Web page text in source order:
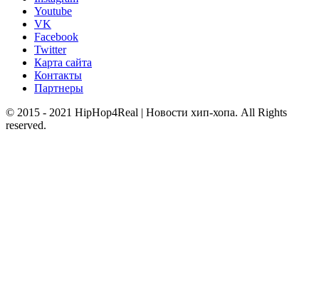
Youtube
VK
Facebook
Twitter
Карта сайта
Контакты
Партнеры
© 2015 - 2021 HipHop4Real | Новости хип-хопа. All Rights
reserved.